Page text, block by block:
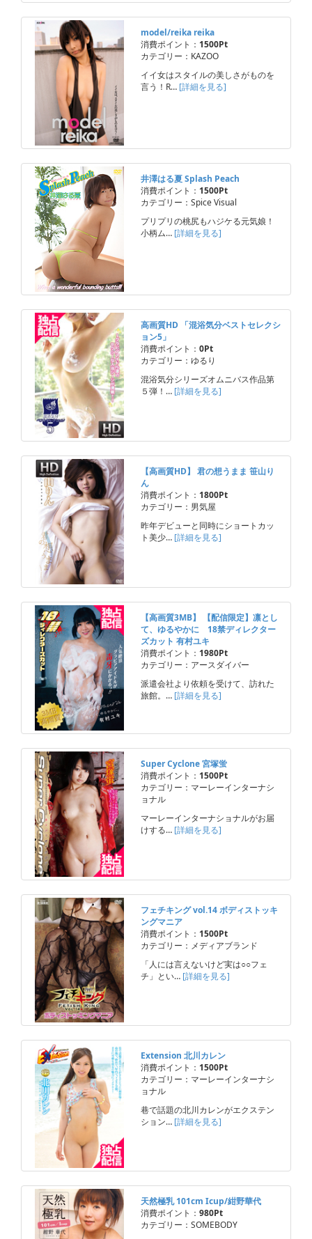
model/reika reika
消費ポイント： 1500Pt
カテゴリー：KAZOO
イイ女はスタイルの美しさがものを
言う！R… [詳細を見る]
井澤はる夏 Splash Peach
消費ポイント： 1500Pt
カテゴリー：Spice Visual
プリプリの桃尻もハジケる元気娘！
小柄ム… [詳細を見る]
高画質HD 「混浴気分ベストセレクシ
ョン5」
消費ポイント： 0Pt
カテゴリー：ゆるり
混浴気分シリーズオムニバス作品第
５弾！… [詳細を見る]
【高画質HD】 君の想うまま 笹山り
ん
消費ポイント： 1800Pt
カテゴリー：男気屋
昨年デビューと同時にショートカッ
ト美少… [詳細を見る]
【高画質3MB】 【配信限定】凛とし
て、ゆるやかに 18禁ディレクター
ズカット 有村ユキ
消費ポイント： 1980Pt
カテゴリー：アースダイバー
派遣会社より依頼を受けて、訪れた
旅館。… [詳細を見る]
Super Cyclone 宮塚蛍
消費ポイント： 1500Pt
カテゴリー：マーレーインターナシ
ョナル
マーレーインターナショナルがお届
けする… [詳細を見る]
フェチキング vol.14 ボディストッキ
ングマニア
消費ポイント： 1500Pt
カテゴリー：メディアブランド
「人には言えないけど実は○○フェ
チ」とい… [詳細を見る]
Extension 北川カレン
消費ポイント： 1500Pt
カテゴリー：マーレーインターナシ
ョナル
巷で話題の北川カレンがエクステン
ション… [詳細を見る]
天然極乳 101cm Icup/紺野華代
消費ポイント： 980Pt
カテゴリー：SOMEBODY